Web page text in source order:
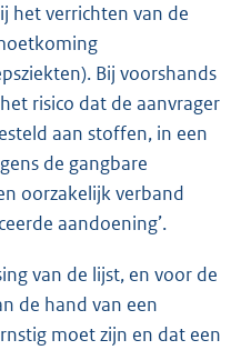
het verrichten van de
Bij voorshands
risico dat de aanvrager
aan stoffen, in een
de gangbare
oorzakelijk verband
aandoening’.
van de lijst, en voor de
de hand van een
moet zijn en dat een